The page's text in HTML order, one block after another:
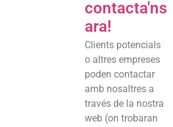
contacta'ns
ara!
Clients potencials
o altres empreses
poden contactar
amb nosaltres a
través de la nostra
web (on trobaran